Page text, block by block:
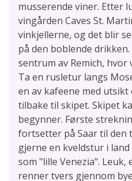
musserende viner. Etter
vingården Caves St.
vinkjellerne, og det blir
på den boblende
sentrum av Remich,
Ta en rusletur langs
en av kafeene med utsikt
tilbake til skipet. Skipet
begynner. Første
fortsetter på Saar til den
gjerne en kveldstur i
som "lille Venezia". Leuk,
renner tvers gjennom